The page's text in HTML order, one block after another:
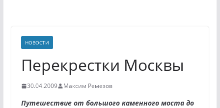
НОВОСТИ
Перекрестки Москвы
30.04.2009 Максим Ремезов
Путешествие от большого каменного моста до